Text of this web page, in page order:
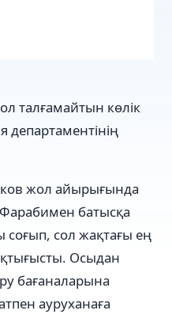
талғамайтын көлік
департаментінің
жол айырығында
Фарабимен батысқа
соғып, сол жақтағы ең
Осыдан
бағаналарына
ауруханаға